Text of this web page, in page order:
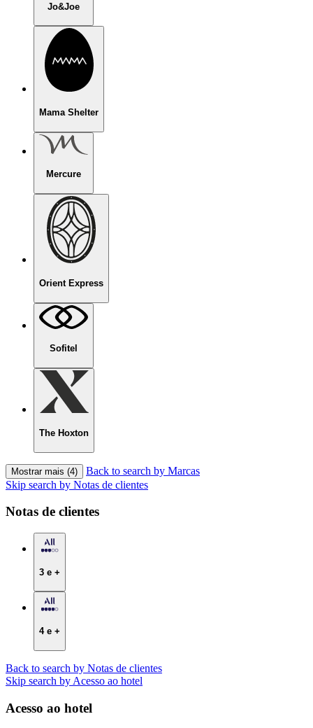
Jo&Joe
Mama Shelter
Mercure
Orient Express
Sofitel
The Hoxton
Mostrar mais (4)
Back to search by Marcas
Skip search by Notas de clientes
Notas de clientes
3 e +
4 e +
Back to search by Notas de clientes
Skip search by Acesso ao hotel
Acesso ao hotel